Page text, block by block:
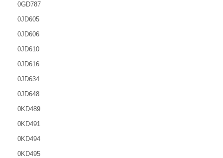
0GD787
0JD605
0JD606
0JD610
0JD616
0JD634
0JD648
0KD489
0KD491
0KD494
0KD495